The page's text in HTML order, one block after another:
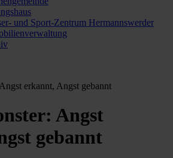
und Sport-Zentrum Hermannswerder
erkannt, Angst gebannt
Angst
gebannt